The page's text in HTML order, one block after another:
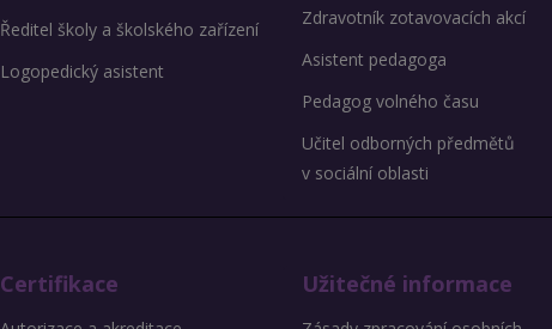
Ředitel školy a školského zařízení
Logopedický asistent
Zdravotník zotavovacích akcí
Asistent pedagoga
Pedagog volného času
Učitel odborných předmětů
v sociální oblasti
Certifikace Užitečné informace